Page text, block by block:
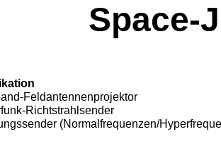
Space-
Feldantennenprojektor
Richtstrahlsender
(Normalfrequenzen/